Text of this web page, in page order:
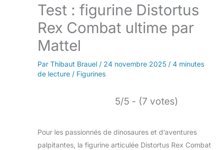
Test : figurine Distortus
Rex Combat ultime par
Mattel
Par Thibaut Brauel / 24 novembre 2025 / 4 minutes
de lecture / Figurines
5/5 - (7 votes)
Pour les passionnés de dinosaures et d’aventures
palpitantes, la figurine articulée Distortus Rex Combat